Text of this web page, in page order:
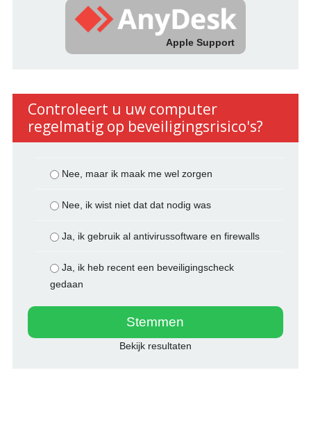
Apple Support
Controleert u uw computer
regelmatig op beveiligingsrisico's?
Nee, maar ik maak me wel zorgen
Nee, ik wist niet dat dat nodig was
Ja, ik gebruik al antivirussoftware en firewalls
Ja, ik heb recent een beveiligingscheck
gedaan
Bekijk resultaten